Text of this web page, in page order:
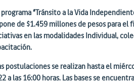
programa “Tránsito a la Vida
de $1.459 millones de pesos para el
en las modalidades Individual,
postulaciones se realizan hasta el
a las 16:00 horas. Las bases se